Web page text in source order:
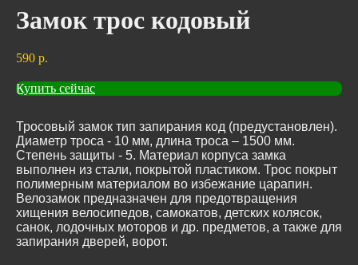
Замок трос кодовый
590 р.
Купить сейчас
Тросовый замок тип запирания код (предустановлен).
Диаметр троса - 10 мм, длина троса – 1500 мм.
Степень защиты - 5. Материал корпуса замка
выполнен из стали, покрытой пластиком. Трос покрыт
полимерным материалом во избежание царапин.
Велозамок предназначен для предотвращения
хищения велосипедов, самокатов, детских колясок,
санок, лодочных моторов и др. предметов, а также для
запирания дверей, ворот.